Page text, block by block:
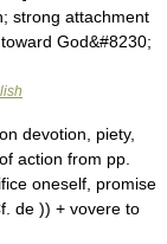
strong attachment
God&#8230;
devotion, piety,
action from pp.
oneself, promise
de )) + vovere to